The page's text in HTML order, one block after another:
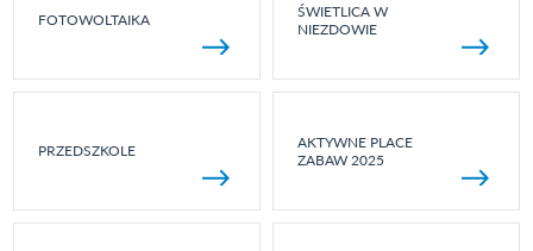
FOTOWOLTAIKA
ŚWIETLICA W
NIEZDOWIE
PRZEDSZKOLE
AKTYWNE PLACE
ZABAW 2025